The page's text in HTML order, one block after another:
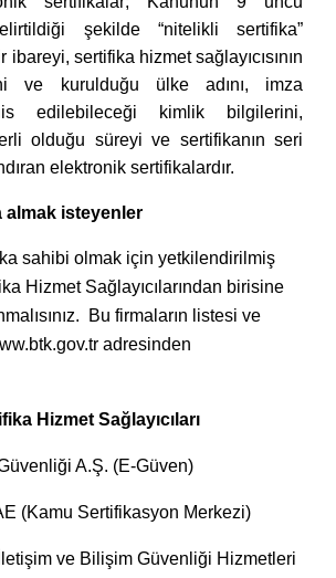
şekilde “nitelikli sertifika”
sertifika hizmet sağlayıcısının
ve kurulduğu ülke adını, imza
edilebileceği kimlik bilgilerini,
olduğu süreyi ve sertifikanın seri
elektronik sertifikalardır.
almak isteyenler
sahibi olmak için yetkilendirilmiş
Hizmet Sağlayıcılarından birisine
Bu firmaların listesi ve
adresinden
Hizmet Sağlayıcıları
A.Ş. (E-Güven)
(Kamu Sertifikasyon Merkezi)
ve Bilişim Güvenliği Hizmetleri